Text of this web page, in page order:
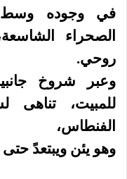
في وجوده وسط
الصحراء
روحي.
وعبر شروخ
للمبيت،
الفنطاس،
وهو يئن ويبتعدً